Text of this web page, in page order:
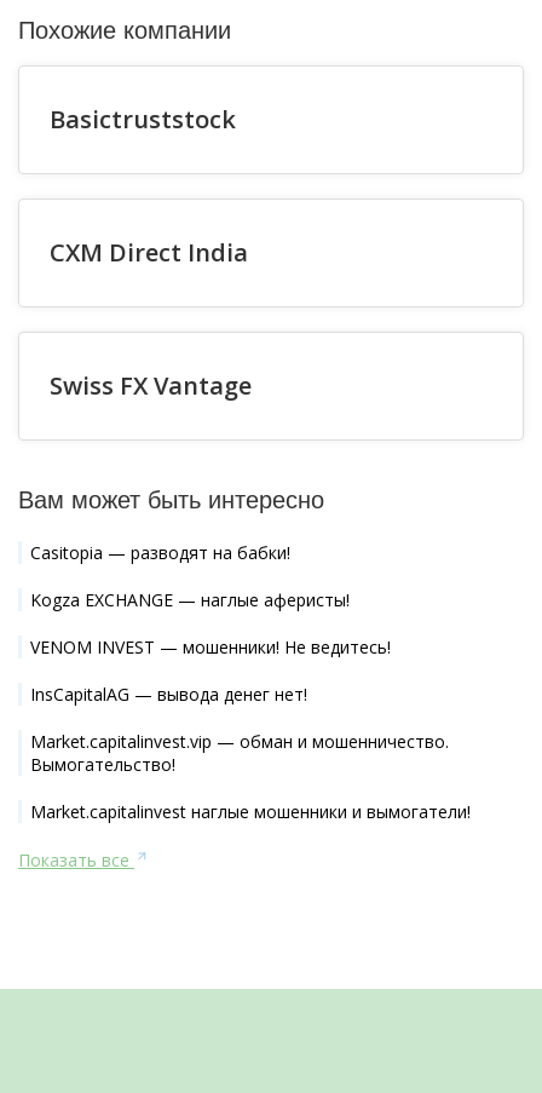
Похожие компании
Basictruststock
CXM Direct India
Swiss FX Vantage
Вам может быть интересно
Casitopia — разводят на бабки!
Kogza EXCHANGE — наглые аферисты!
VENOM INVEST — мошенники! Не ведитесь!
InsCapitalAG — вывода денег нет!
Market.capitalinvest.vip — обман и мошенничество.
Вымогательство!
Market.capitalinvest наглые мошенники и вымогатели!
Показать все